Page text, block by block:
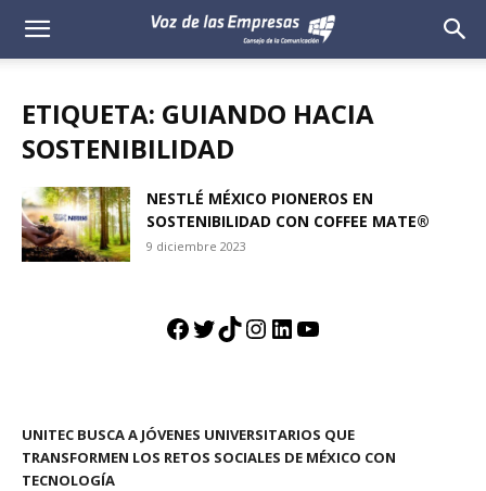
Voz
Empresas
ETIQUETA: GUIANDO HACIA
SOSTENIBILIDAD
NESTLÉ MÉXICO PIONEROS EN
SOSTENIBILIDAD CON COFFEE MATE®
9 diciembre 2023
Facebook
Twitter
TikTok
Instagram
LinkedIn
YouTube
UNITEC BUSCA A JÓVENES UNIVERSITARIOS QUE
TRANSFORMEN LOS RETOS SOCIALES DE MÉXICO CON
TECNOLOGÍA